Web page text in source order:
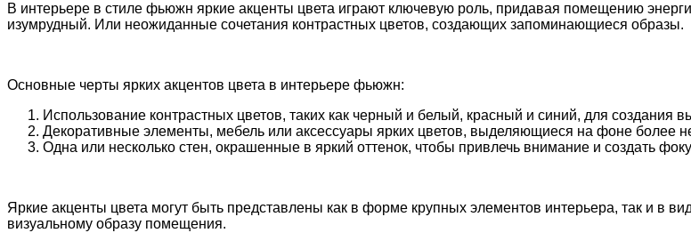
В интерьере в стиле фьюжн яркие акценты цвета играют ключевую роль, придавая помещению
изумрудный. Или неожиданные сочетания контрастных цветов, создающих запоминающиеся образы.
Основные черты ярких акцентов цвета в интерьере фьюжн:
Использование контрастных цветов, таких как черный и белый, красный и синий, для создания
Декоративные элементы, мебель или аксессуары ярких цветов, выделяющиеся на фоне более
Одна или несколько стен, окрашенные в яркий оттенок, чтобы привлечь внимание и создать
Яркие акценты цвета могут быть представлены как в форме крупных элементов интерьера, так и в
визуальному образу помещения.